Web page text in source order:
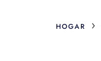
HOGAR ›